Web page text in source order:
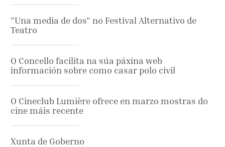
"Una media de dos" no Festival Alternativo de
Teatro
O Concello facilita na súa páxina web
información sobre como casar polo civil
O Cineclub Lumière ofrece en marzo mostras do
cine máis recente
Xunta de Goberno